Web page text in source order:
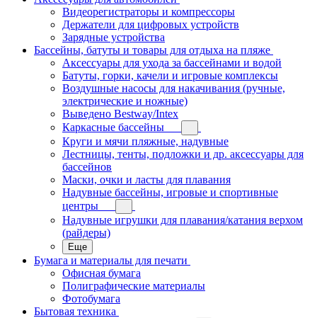
Видеорегистраторы и компрессоры
Держатели для цифровых устройств
Зарядные устройства
Бассейны, батуты и товары для отдыха на пляже
Аксессуары для ухода за бассейнами и водой
Батуты, горки, качели и игровые комплексы
Воздушные насосы для накачивания (ручные,
электрические и ножные)
Выведено Bestway/Intex
Каркасные бассейны
Круги и мячи пляжные, надувные
Лестницы, тенты, подложки и др. аксессуары для
бассейнов
Маски, очки и ласты для плавания
Надувные бассейны, игровые и спортивные
центры
Надувные игрушки для плавания/катания верхом
(райдеры)
Еще
Бумага и материалы для печати
Офисная бумага
Полиграфические материалы
Фотобумага
Бытовая техника